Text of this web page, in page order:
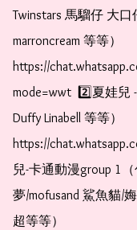
Twinstars 馬騮仔 大口
marroncream 等等）
https://
mode=wwt  2️⃣夏娃兒
Duffy Linabell 等等）
https://
兒-卡通動漫group 1
夢/mofusand 鯊魚貓/
超等等）